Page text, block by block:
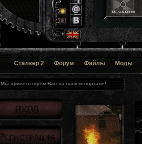
Сталкер 2 Форум Файлы Моды
Мы приветствуем Вас на нашем портале!